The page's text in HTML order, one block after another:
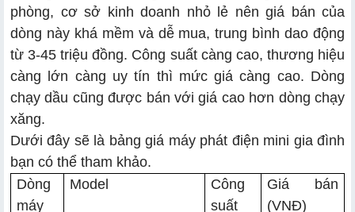
phòng, cơ sở kinh doanh nhỏ lẻ nên giá bán của
dòng này khá mềm và dễ mua, trung bình dao động
từ 3-45 triệu đồng. Công suất càng cao, thương hiệu
càng lớn càng uy tín thì mức giá càng cao. Dòng
chạy dầu cũng được bán với giá cao hơn dòng chạy
xăng.
Dưới đây sẽ là bảng giá máy phát điện mini gia đình
bạn có thể tham khảo.
Dòng
máy
Model
Công
suất
Giá bán
(VNĐ)